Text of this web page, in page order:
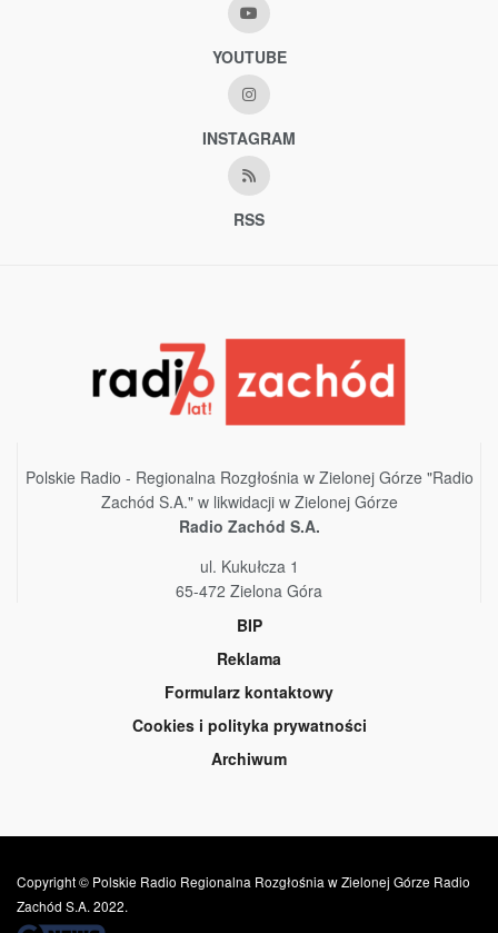
YOUTUBE
INSTAGRAM
RSS
Polskie Radio - Regionalna Rozgłośnia w Zielonej Górze "Radio
Zachód S.A." w likwidacji w Zielonej Górze
Radio Zachód S.A.
ul. Kukułcza 1
65-472 Zielona Góra
BIP
Reklama
Formularz kontaktowy
Cookies i polityka prywatności
Archiwum
Copyright © Polskie Radio Regionalna Rozgłośnia w Zielonej Górze Radio
Zachód S.A. 2022.